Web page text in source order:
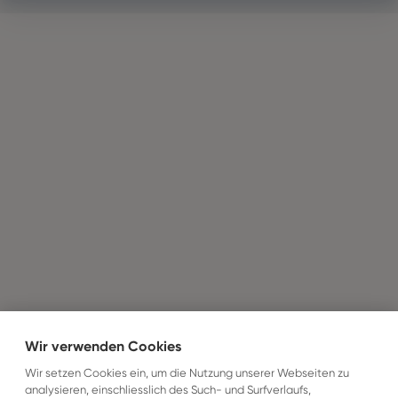
Wir verwenden Cookies
Wir setzen Cookies ein, um die Nutzung unserer Webseiten zu
analysieren, einschliesslich des Such- und Surfverlaufs,